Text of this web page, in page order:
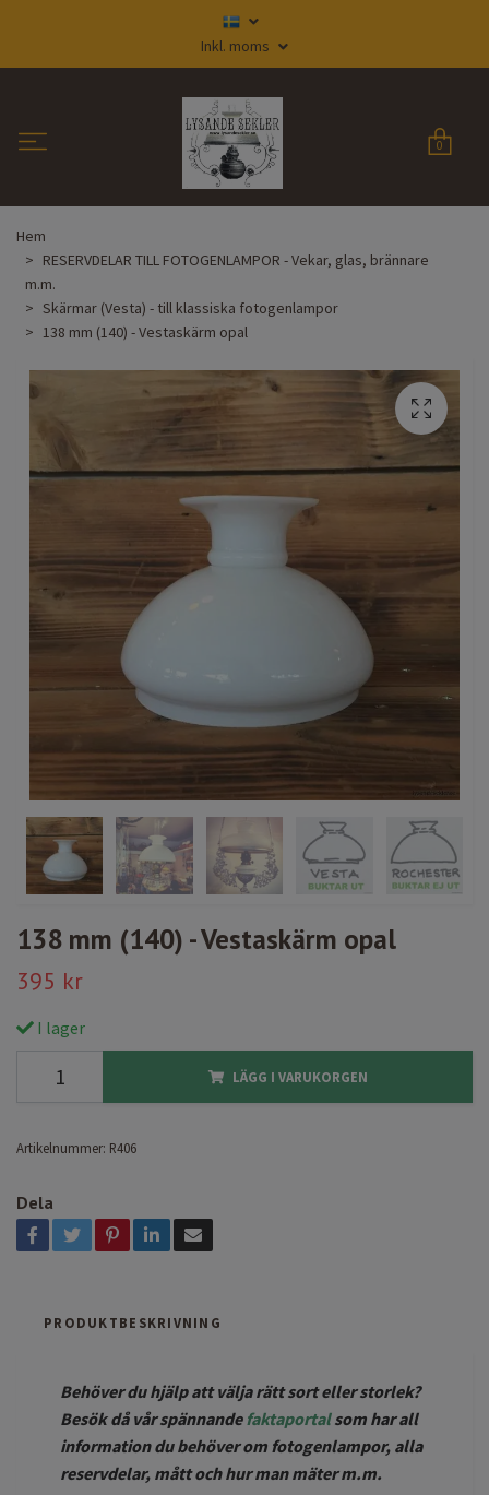
Inkl. moms
0
Hem
RESERVDELAR TILL FOTOGENLAMPOR - Vekar, glas, brännare
m.m.
Skärmar (Vesta) - till klassiska fotogenlampor
138 mm (140) - Vestaskärm opal
138 mm (140) - Vestaskärm opal
395 kr
I lager
LÄGG I VARUKORGEN
Artikelnummer: R406
Dela
PRODUKTBESKRIVNING
Behöver du hjälp att välja rätt sort eller storlek?
Besök då vår spännande faktaportalsom har all
information du behöver om fotogenlampor, alla
reservdelar, mått och hur man mäter m.m.